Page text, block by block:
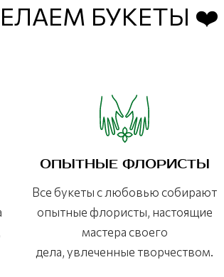
БУКЕТЫ ❤️
ОПЫТНЫЕ ФЛОРИСТЫ
Все букеты с любовью собирают
опытные флористы, настоящие
мастера своего
дела, увлеченные творчеством.